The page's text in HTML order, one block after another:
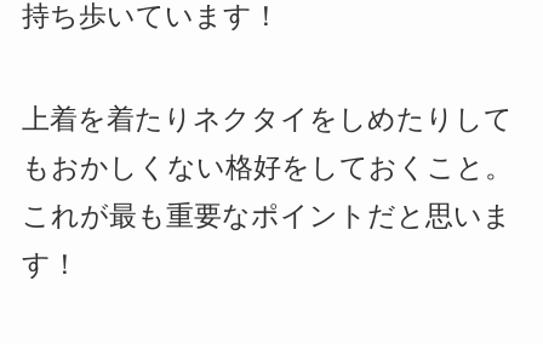
持ち歩いています！
上着を着たりネクタイをしめたりして
もおかしくない格好をしておくこと。
これが最も重要なポイントだと思いま
す！